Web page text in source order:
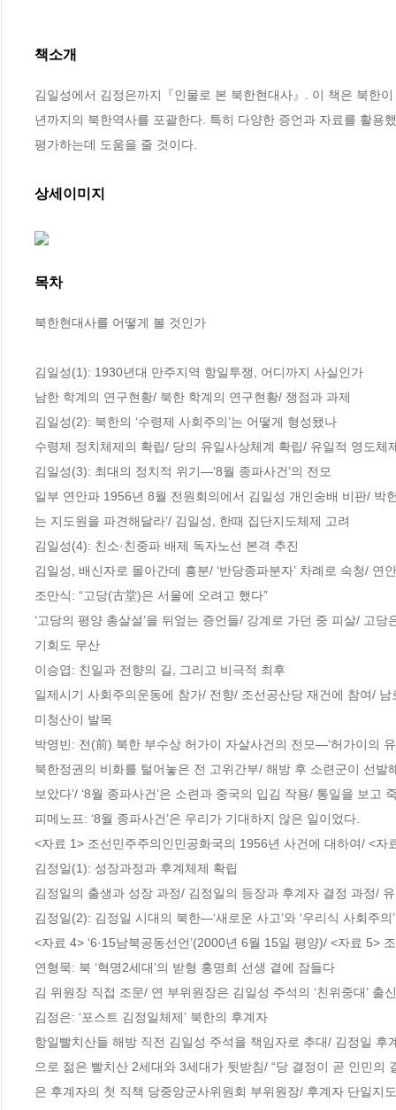
책소개
김일성에서 김정은까지『인물로 본 북한현대사』. 이 책은 북한
년까지의 북한역사를 포괄한다. 특히 다양한 증언과 자료를 활용
평가하는데 도움을 줄 것이다.
상세이미지
목차
북한현대사를 어떻게 볼 것인가
김일성(1): 1930년대 만주지역 항일투쟁, 어디까지 사실인가
남한 학계의 연구현황/ 북한 학계의 연구현황/ 쟁점과 과제
김일성(2): 북한의 ‘수령제 사회주의’는 어떻게 형성됐나
수령제 정치체제의 확립/ 당의 유일사상체계 확립/ 유일적 영도
김일성(3): 최대의 정치적 위기―‘8월 종파사건’의 전모
일부 연안파 1956년 8월 전원회의에서 김일성 개인숭배 비판/ 박
는 지도원을 파견해달라’/ 김일성, 한때 집단지도체제 고려
김일성(4): 친소·친중파 배제 독자노선 본격 추진
김일성, 배신자로 몰아간데 흥분/ ‘반당종파분자’ 차례로 숙청/ 연
조만식: “고당(古堂)은 서울에 오려고 했다”
‘고당의 평양 총살설’을 뒤엎는 증언들/ 강계로 가던 중 피살/ 고
기회도 무산
이승엽: 친일과 전향의 길, 그리고 비극적 최후
일제시기 사회주의운동에 참가/ 전향/ 조선공산당 재건에 참여/
미청산이 발목
박영빈: 전(前) 북한 부수상 허가이 자살사건의 전모―‘허가이의
북한정권의 비화를 털어놓은 전 고위간부/ 해방 후 소련군이 선
보았다’/ ‘8월 종파사건’은 소련과 중국의 입김 작용/ 통일을 보고
피메노프: ‘8월 종파사건’은 우리가 기대하지 않은 일이었다.
<자료 1> 조선민주주의인민공화국의 1956년 사건에 대하여/ <
김정일(1): 성장과정과 후계체제 확립
김정일의 출생과 성장 과정/ 김정일의 등장과 후계자 결정 과정/
김정일(2): 김정일 시대의 북한―‘새로운 사고’와 ‘우리식 사회주의
<자료 4> ‘6·15남북공동선언’(2000년 6월 15일 평양)/ <자료 5>
연형묵: 북 ‘혁명2세대’의 받형 홍명희 선생 곁에 잠들다
김 위원장 직접 조문/ 연 부위원장은 김일성 주석의 ‘친위중대’
김정은: ‘포스트 김정일체제’ 북한의 후계자
항일빨치산들 해방 직전 김일성 주석을 책임자로 추대/ 김정일
으로 젊은 빨치산 2세대와 3세대가 뒷받침/ “당 결정이 곧 인민
은 후계자의 첫 직책 당중앙군사위원회 부위원장/ 후계자 단일지